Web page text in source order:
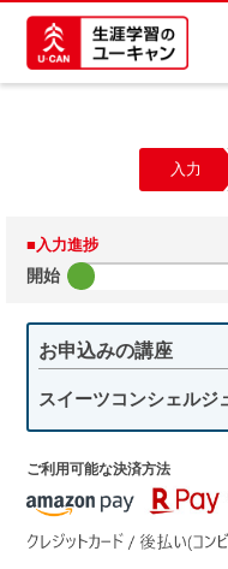
入力
■入力進捗
開始
ご利用可能な決済方法
お申込みの講座
スイーツコンシェルジ